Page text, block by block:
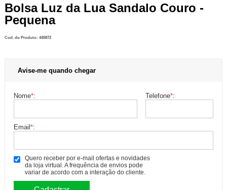
Bolsa Luz da Lua Sandalo Couro -
Pequena
Cod. do Produto: 445872
Avise-me quando chegar
Nome*: Telefone*:
Email*:
Quero receber por e-mail ofertas e novidades
da loja virtual. A frequência de envios pode
variar de acordo com a interação do cliente.